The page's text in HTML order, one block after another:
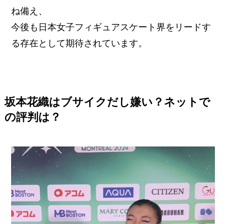
ね備え、
今後も日本女子フィギュアスケート界をリードす
る存在として期待されています。
坂本花織はブサイクだし嫌い？ネットで
の評判は？